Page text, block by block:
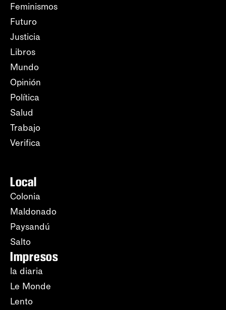
Feminismos
Futuro
Justicia
Libros
Mundo
Opinión
Política
Salud
Trabajo
Verifica
Local
Colonia
Maldonado
Paysandú
Salto
Impresos
la diaria
Le Monde
Lento